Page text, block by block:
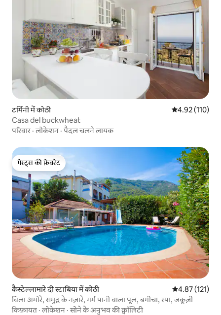
टर्मिनी में कोठी औसत रेटिंग 5 में से
4.92 (110)
Casa del buckwheat
परिवार ·लोकेशन ·पैदल चलने लायक
गेस्ट्स की फ़ेवरेट
गेस्ट्स की फ़ेवरेट
कैस्टेल्लामारे दी स्टाबिया में कोठी औसत रेटिंग 5 में से
4.87 (121)
विला अमोरे, समुद्र के नज़ारे, गर्म पानी वाला पूल, बगीचा, स्पा, जकूज़ी
किफ़ायत ·लोकेशन ·सोने के अनुभव की क्वॉलिटी